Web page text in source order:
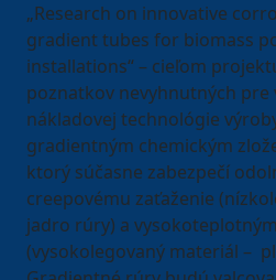
„Research on innovative
gradient tubes for biomass
installations“ – cieľom
poznatkov nevyhnutných pre
nákladovej technológie
gradientným chemickým
ktorý súčasne zabezpečí
creepovému zaťaženie
jadro rúry) a
(vysokolegovaný materiál –